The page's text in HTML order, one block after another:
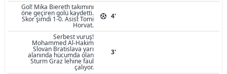
Gol! Mika Biereth takımını
öne geçiren golü kaydetti.
Skor şimdi 1-0. Asist Tomi
Horvat.
4'
Serbest vuruş!
Mohammed Al-Hakim
Slovan Bratislava yarı
alanında hücumda olan
Sturm Graz lehine faul
çalıyor.
3'